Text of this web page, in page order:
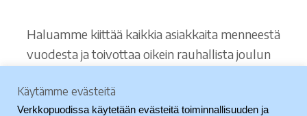
Haluamme kiittää kaikkia asiakkaita menneestä
vuodesta ja toivottaa oikein rauhallista joulun
Osasto:Yleinen
Käytämme evästeitä
Verkkopuodissa käytetään evästeitä toiminnallisuuden ja